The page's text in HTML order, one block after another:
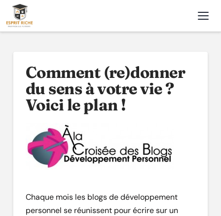
Comment (re)donner
du sens à votre vie ?
Voici le plan !
Chaque mois les blogs de développement
personnel se réunissent pour écrire sur un